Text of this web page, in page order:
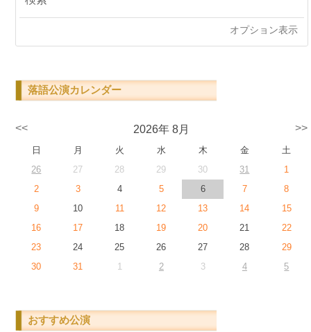
オプション表示
落語公演カレンダー
<< 2026年 8月 >>
日 月 火 水 木 金
土
26
27 28 29 30 31
1
2
3 4 5 6 7
8
9
10 11 12 13 14
15
16
17 18 19 20 21
22
23
24 25 26 27 28
29
30
31 1 2 3 4 5
おすすめ公演